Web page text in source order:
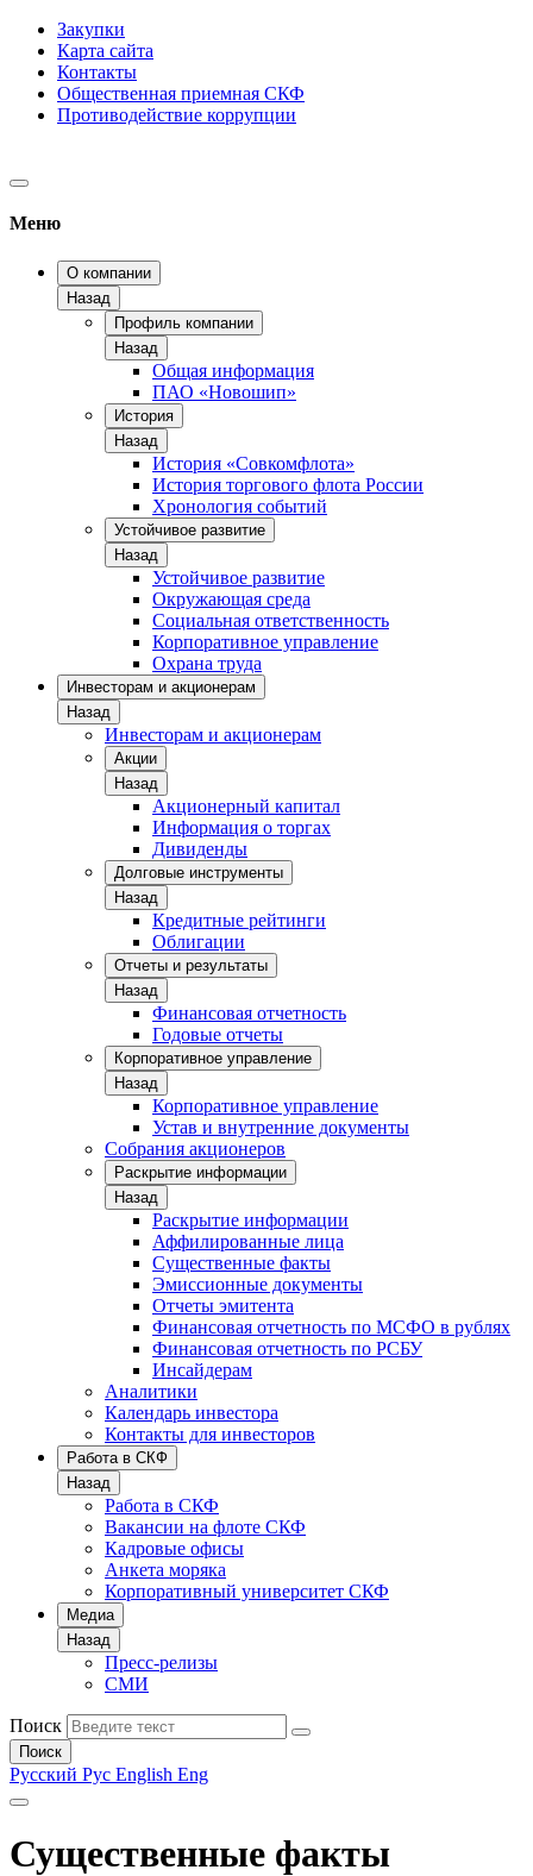
Закупки
Карта сайта
Контакты
Общественная приемная СКФ
Противодействие коррупции
Меню
О компании
Назад
Профиль компании
Назад
Общая информация
ПАО «Новошип»
История
Назад
История «Совкомфлота»
История торгового флота России
Хронология событий
Устойчивое развитие
Назад
Устойчивое развитие
Окружающая среда
Социальная ответственность
Корпоративное управление
Охрана труда
Инвесторам и акционерам
Назад
Инвесторам и акционерам
Акции
Назад
Акционерный капитал
Информация о торгах
Дивиденды
Долговые инструменты
Назад
Кредитные рейтинги
Облигации
Отчеты и результаты
Назад
Финансовая отчетность
Годовые отчеты
Корпоративное управление
Назад
Корпоративное управление
Устав и внутренние документы
Собрания акционеров
Раскрытие информации
Назад
Раскрытие информации
Аффилированные лица
Существенные факты
Эмиссионные документы
Отчеты эмитента
Финансовая отчетность по МСФО в рублях
Финансовая отчетность по РСБУ
Инсайдерам
Аналитики
Календарь инвестора
Контакты для инвесторов
Работа в СКФ
Назад
Работа в СКФ
Вакансии на флоте СКФ
Кадровые офисы
Анкета моряка
Корпоративный университет СКФ
Медиа
Назад
Пресс-релизы
СМИ
Поиск
Поиск
Русский Рус English Eng
Существенные факты